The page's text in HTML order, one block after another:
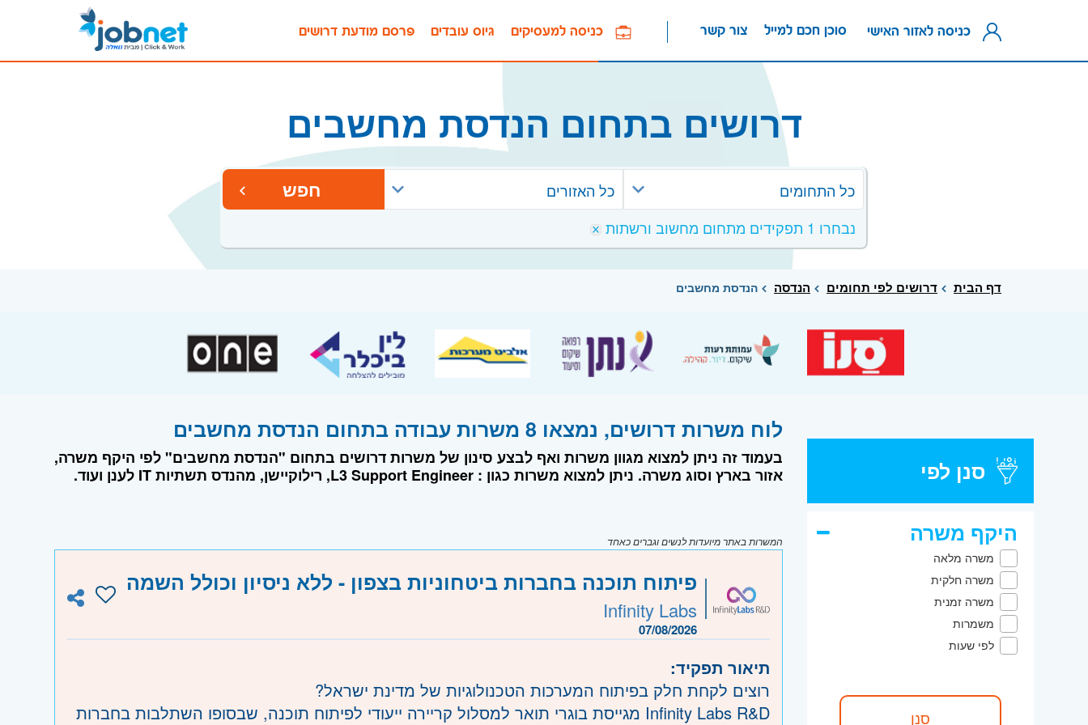
פרסם מודעת דרושים גיוס עובדים כניסה למעסיקים צור קשר סוכן חכם למייל כניסה לאזור האישי
דרושים בתחום הנדסת מחשבים
כל התחומים
כל האזורים
נבחרו 1 תפקידים מתחום מחשוב ורשתות
חפש
דף הבית דרושים לפי תחומים הנדסה הנדסת מחשבים
סנן לפי
היקף משרה
משרה מלאה
משרה חלקית
משרה זמנית
משמרות
לפי שעות
לוח משרות דרושים, נמצאו 8 משרות עבודה בתחום הנדסת מחשבים
בעמוד זה ניתן למצוא מגוון משרות ואף לבצע סינון של משרות דרושים בתחום "הנדסת מחשבים" לפי היקף משרה,
אזור בארץ וסוג משרה. ניתן למצוא משרות כגון : L3 Support Engineer, רילוקיישן, מהנדס תשתיות IT לענן ועוד.
המשרות באתר מיועדות לנשים וגברים כאחד
פיתוח תוכנה בחברות ביטחוניות בצפון - ללא ניסיון וכולל השמה
Infinity Labs
07/08/2026
תיאור תפקיד:
רוצים לקחת חלק בפיתוח המערכות הטכנולוגיות של מדינת ישראל?
Infinity Labs R&D מגייסת בוגרי תואר למסלול קריירה ייעודי לפיתוח תוכנה, שבסופו השתלבות בחברות